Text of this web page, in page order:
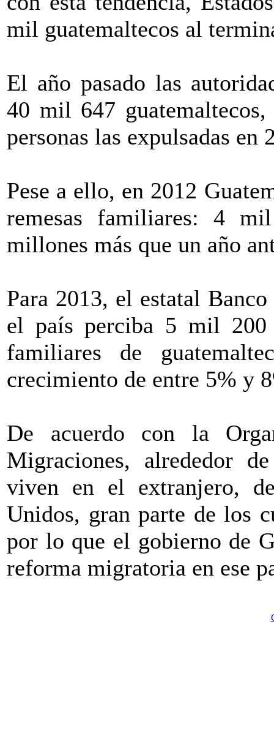
mil guatemaltecos al
El año pasado las
40 mil 647
personas las expulsadas en
Pese a ello, en 2012
remesas familiares: 4
millones más que un año
Para 2013, el estatal
el país perciba 5 mil 200
familiares de
crecimiento de entre 5% y
De acuerdo con la
Migraciones, alrededor
viven en el extranjero,
Unidos, gran parte de los
por lo que el gobierno de
reforma migratoria en ese